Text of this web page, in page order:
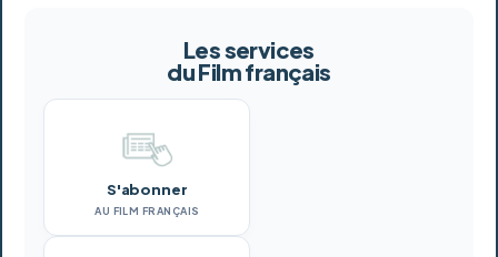
Les services
du Film français
S'abonner
AU FILM FRANÇAIS